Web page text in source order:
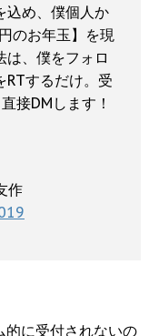
込め、僕個人か
のお年玉】を現
は、僕をフォロ
RTするだけ。受
接DMします！
作
的に受付されないの